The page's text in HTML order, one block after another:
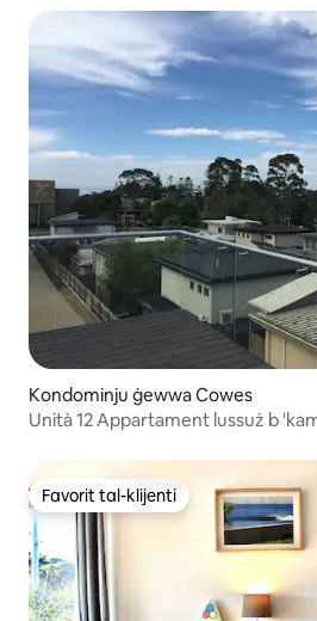
Kondominju ġewwa Cowes
Unità 12 Appartament lussuż b
Favorit tal-klijenti
Favorit tal-klijenti